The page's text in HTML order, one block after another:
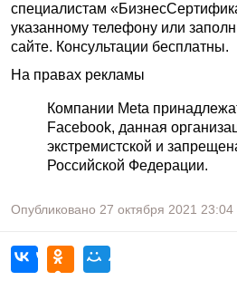
специалистам
указанному телефону или
сайте. Консультации бесплатны.
На правах рекламы
Компании Meta
Facebook, данная
экстремистской и
Российской Федерации.
Опубликовано 27 октября 2021 23:04